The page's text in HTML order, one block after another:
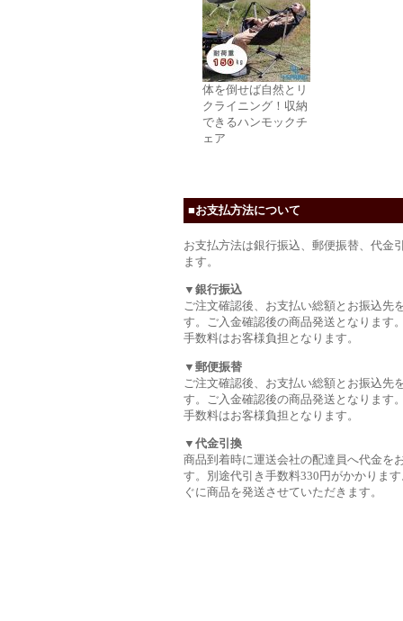
体を倒せば自然とリ
クライニング！収納
できるハンモックチ
ェア
■お支払方法について
お支払方法は銀行振込、郵便振替、代金
ます。
▼銀行振込
ご注文確認後、お支払い総額とお振込先
す。ご入金確認後の商品発送となります
手数料はお客様負担となります。
▼郵便振替
ご注文確認後、お支払い総額とお振込先
す。ご入金確認後の商品発送となります
手数料はお客様負担となります。
▼代金引換
商品到着時に運送会社の配達員へ代金を
す。別途代引き手数料330円がかかりま
ぐに商品を発送させていただきます。